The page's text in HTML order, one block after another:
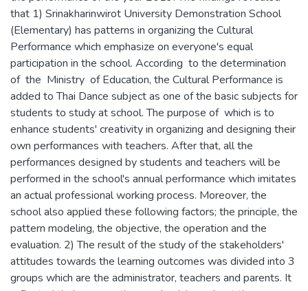
that 1) Srinakharinwirot University Demonstration School
(Elementary) has patterns in organizing the Cultural
Performance which emphasize on everyone's equal
participation in the school. According to the determination
of the Ministry of Education, the Cultural Performance is
added to Thai Dance subject as one of the basic subjects for
students to study at school. The purpose of which is to
enhance students' creativity in organizing and designing their
own performances with teachers. After that, all the
performances designed by students and teachers will be
performed in the school's annual performance which imitates
an actual professional working process. Moreover, the
school also applied these following factors; the principle, the
pattern modeling, the objective, the operation and the
evaluation. 2) The result of the study of the stakeholders'
attitudes towards the learning outcomes was divided into 3
groups which are the administrator, teachers and parents. It